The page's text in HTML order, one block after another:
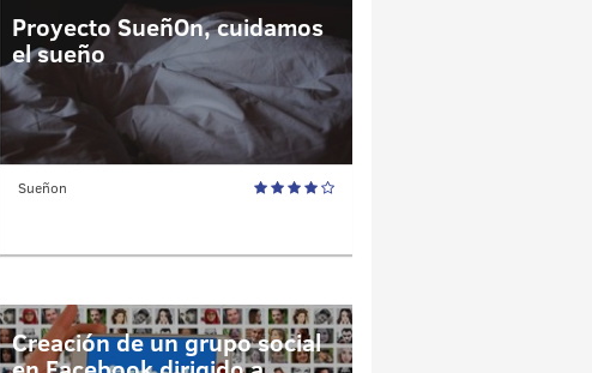
Proyecto SueñOn, cuidamos
el sueño
Sueñon
Creación de un grupo social